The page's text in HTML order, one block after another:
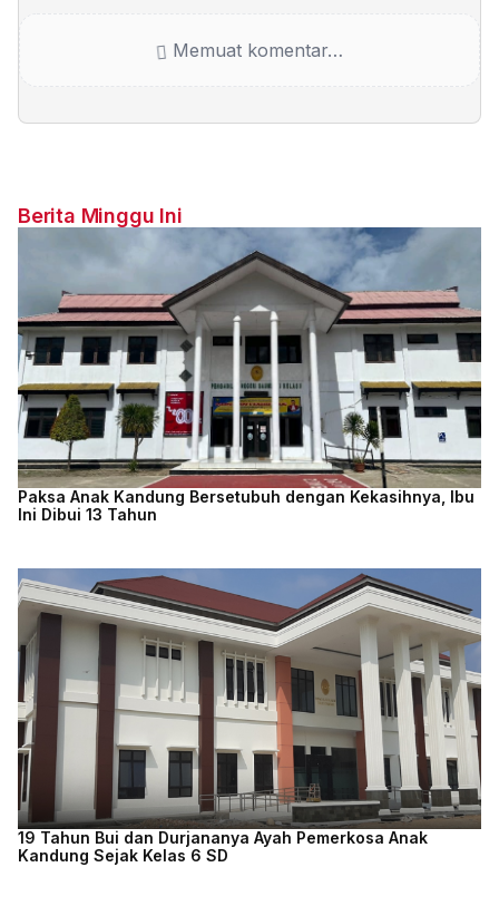
Memuat komentar…
Berita Minggu Ini
Paksa Anak Kandung Bersetubuh dengan Kekasihnya, Ibu
Ini Dibui 13 Tahun
19 Tahun Bui dan Durjananya Ayah Pemerkosa Anak
Kandung Sejak Kelas 6 SD